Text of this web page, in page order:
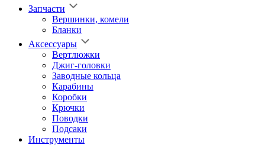
Запчасти
Вершинки, комели
Бланки
Аксессуары
Вертлюжки
Джиг-головки
Заводные кольца
Карабины
Коробки
Крючки
Поводки
Подсаки
Инструменты